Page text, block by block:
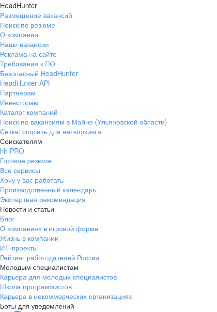
HeadHunter
Размещение вакансий
Поиск по резюме
О компании
Наши вакансии
Реклама на сайте
Требования к ПО
Безопасный HeadHunter
HeadHunter API
Партнерам
Инвесторам
Каталог компаний
Поиск по вакансиям в Майне (Ульяновской области)
Сетка: соцсеть для нетворкинга
Соискателям
hh PRO
Готовое резюме
Все сервисы
Хочу у вас работать
Производственный календарь
Экспертная рекомендация
Новости и статьи
Блог
О компаниях в игровой форме
Жизнь в компании
ИТ-проекты
Рейтинг работодателей России
Молодым специалистам
Карьера для молодых специалистов
Школа программистов
Карьера в некоммерческих организациях
Боты для уведомлений